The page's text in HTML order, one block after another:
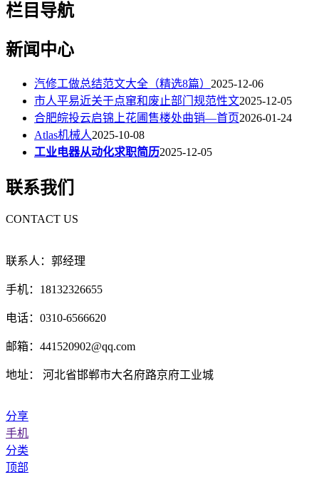
栏目导航
新闻中心
汽修工做总结范文大全（精选8篇） 2025-12-06
市人平易近关于点窜和废止部门规范性文2025-12-05
合肥皖投云启锦上花圃售楼处曲销—首页2026-01-24
Atlas机械人2025-10-08
工业电器从动化求职简历2025-12-05
联系我们
CONTACT US
联系人：郭经理
手机：18132326655
电话：0310-6566620
邮箱：441520902@qq.com
地址： 河北省邯郸市大名府路京府工业城
分享
手机
分类
顶部